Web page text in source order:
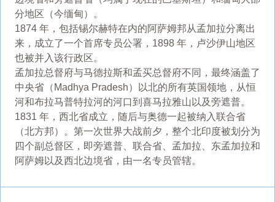
分地区（今缅甸）。
1874 年，包括锡尔赫特在内的阿萨姆邦从孟加拉分离出
来，成立了一个首席专员公署，1898 年，卢沙伊山地区
也被并入该行政区。
孟加拉总督府与马德拉斯和孟买总督府不同，最终涵盖了
中央省（Madhya Pradesh）以北的所有英国领地，从恒
河和布拉马普特拉河的河口到喜马拉雅山以及旁遮普。
1831 年，西北省成立，随后与奥德一起被纳入联合省
（北方邦）。第一次世界大战前夕，整个北印度被划分为
四个副总督区，即旁遮普、联合省、孟加拉、东孟加拉和
阿萨姆以及西北边境省，由一名专员管辖。